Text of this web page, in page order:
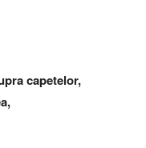
capetelor,